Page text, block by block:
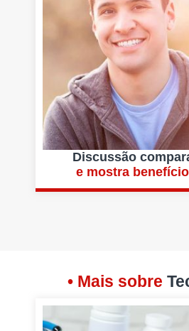
Discussão
e mostra
• Mais sobre